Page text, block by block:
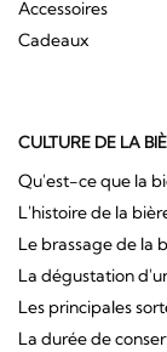
Accessoires
Cadeaux
CULTURE DE LA
Qu'est-ce que la
L'histoire de la
Le brassage de la
La dégustation
Les principales
La durée de